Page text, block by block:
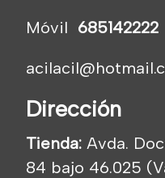
Móvil 685142222
Dirección
Tienda: Avda.
84 bajo 46.025